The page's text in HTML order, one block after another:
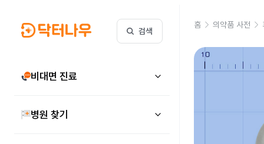
검색
비대면 진료
병원 찾기
홈 의약품 사전